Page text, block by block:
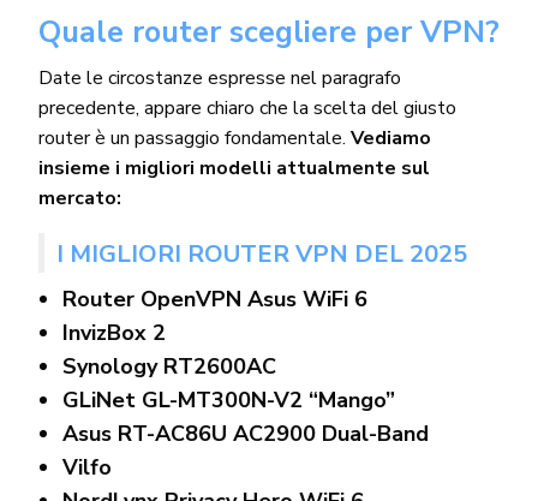
Quale router scegliere per VPN?
Date le circostanze espresse nel paragrafo
precedente, appare chiaro che la scelta del giusto
router è un passaggio fondamentale.Vediamo
insieme i migliori modelli attualmente sul
mercato:
I MIGLIORI ROUTER VPN DEL 2025
Router OpenVPN Asus WiFi 6
InvizBox 2
Synology RT2600AC
GLiNet GL-MT300N-V2 “Mango”
Asus RT-AC86U AC2900 Dual-Band
Vilfo